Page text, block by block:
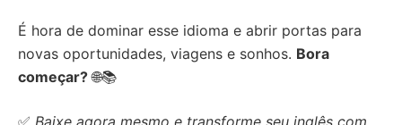
É hora de dominar esse idioma e abrir portas para
novas oportunidades, viagens e sonhos. Bora
começar?🌐📚